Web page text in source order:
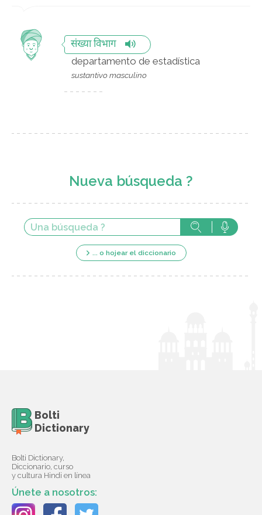
संख्या विभाग
departamento de estadística
sustantivo masculino
Nueva búsqueda ?
... o hojear el diccionario
Bolti
Dictionary
Bolti Dictionary,
Diccionario, curso
y cultura Hindi en línea
Únete a nosotros: